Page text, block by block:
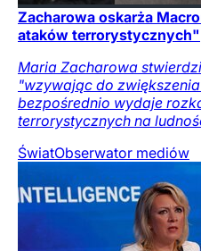
Zacharowa oskarża
ataków terrorystycznych"
Maria Zacharowa
"wzywając do zwiększenia
bezpośrednio wydaje
terrorystycznych na
ŚwiatObserwator mediów